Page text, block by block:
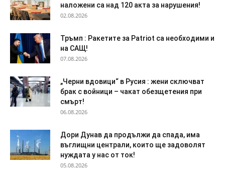
наложени са над 120 акта за нарушения!
02.08.2026
Тръмп : Ракетите за Patriot са необходими и
на САЩ!
07.08.2026
„Черни вдовици“ в Русия : жени сключват
брак с войници – чакат обезщетения при
смърт!
06.08.2026
Дори Дунав да продължи да спада, има
въглищни централи, които ще задоволят
нуждата у нас от ток!
05.08.2026